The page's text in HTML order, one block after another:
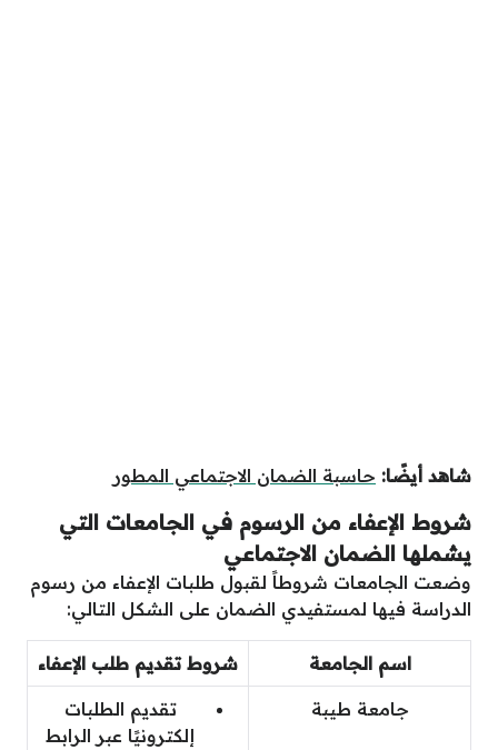
شاهد أيضًا: حاسبة الضمان الاجتماعي المطور
شروط الإعفاء من الرسوم في الجامعات التي
يشملها الضمان الاجتماعي
وضعت الجامعات شروطاً لقبول طلبات الإعفاء من رسوم
الدراسة فيها لمستفيدي الضمان على الشكل التالي:
اسم الجامعة شروط تقديم طلب الإعفاء
جامعة طيبة
تقديم الطلبات
إلكترونيًا عبر الرابط